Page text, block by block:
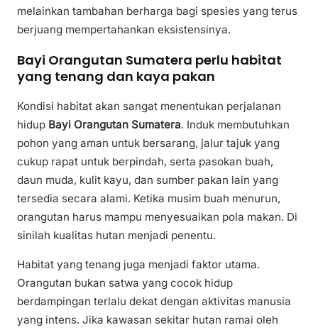
melainkan tambahan berharga bagi spesies yang terus
berjuang mempertahankan eksistensinya.
Bayi Orangutan Sumatera perlu habitat
yang tenang dan kaya pakan
Kondisi habitat akan sangat menentukan perjalanan
hidup Bayi Orangutan Sumatera. Induk membutuhkan
pohon yang aman untuk bersarang, jalur tajuk yang
cukup rapat untuk berpindah, serta pasokan buah,
daun muda, kulit kayu, dan sumber pakan lain yang
tersedia secara alami. Ketika musim buah menurun,
orangutan harus mampu menyesuaikan pola makan. Di
sinilah kualitas hutan menjadi penentu.
Habitat yang tenang juga menjadi faktor utama.
Orangutan bukan satwa yang cocok hidup
berdampingan terlalu dekat dengan aktivitas manusia
yang intens. Jika kawasan sekitar hutan ramai oleh